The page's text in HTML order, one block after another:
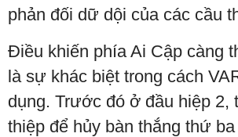
phản đối dữ dội của các cầu
Điều khiến phía Ai Cập càng
là sự khác biệt trong cách
dụng. Trước đó ở đầu hiệp 2,
thiệp để hủy bàn thắng thứ